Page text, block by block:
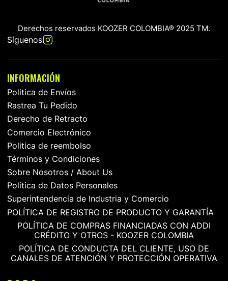
Derechos reservados KOOZER COLOMBIA® 2025 TM.
Síguenos
INFORMACIÓN
Politica de Envíos
Rastrea Tu Pedido
Derecho de Retracto
Comercio Electrónico
Politica de reembolso
Términos y Condiciones
Sobre Nosotros / About Us
Política de Datos Personales
Superintendencia de Industria y Comercio
POLÍTICA DE REGISTRO DE PRODUCTO Y GARANTÍA
POLÍTICA DE COMPRAS FINANCIADAS CON ADDI
CRÉDITO Y OTROS - KOOZER COLOMBIA
POLÍTICA DE CONDUCTA DEL CLIENTE, USO DE
CANALES DE ATENCIÓN Y PROTECCIÓN OPERATIVA